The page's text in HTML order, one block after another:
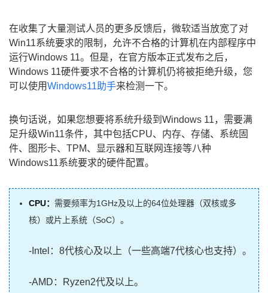
在收集了大量测试人员的更多反馈后，微软适当放宽了对
Win11系统要求的限制，允许不合格的计算机在内部程序中
运行Windows 11。但是，在官方版本正式发布之后，
Windows 11硬件要求不合格的计算机仍将被拒绝升级，您
可以使用Windows11助手来检测一下。
换句话说，如果您想要将系统升级到Windows 11，需要满
足升级Win11条件，其中包括CPU、内存、存储、系统固
件、图形卡、TPM、显示器和互联网连接等八种
Windows11系统要求的硬件配置。
CPU： 需要频率为1GHz及以上的64位处理器（双核或多
核）或片上系统（SoC）。
-Intel：8代核心及以上（一些高端7代核心也支持）。
-AMD：Ryzen2代及以上。